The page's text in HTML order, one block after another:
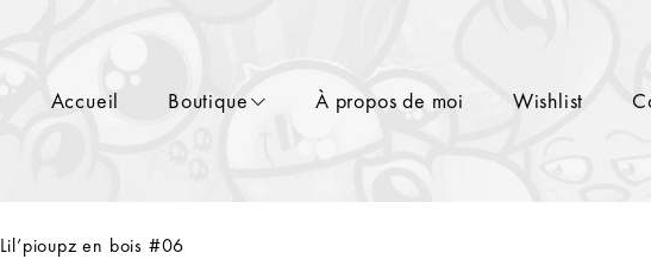
Accueil Boutique À propos de moi Wishlist
Lil’pioupz en bois #06